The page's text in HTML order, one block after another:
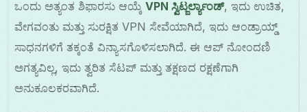
ಒಂದು ಅತ್ಯಂತ ಶಿಫಾರಸು ಆಯ್ಕೆVPN ಸ್ವಿಟ್ಜರ್ಲ್ಯಾಂಡ್, ಇದು ಉಚಿತ,
ವೇಗವಂತು ಮತ್ತು ಸುರಕ್ಷಿತ VPN ಸೇವೆಯಾಗಿದೆ, ಇದು ಆಂಡ್ರಾಯ್ಡ್
ಸಾಧನಗಳಿಗೆ ತಕ್ಕಂತೆ ವಿನ್ಯಾಸಗೊಳಿಸಲಾಗಿದೆ. ಈ ಆಪ್ ನೋಂದಣಿ
ಅಗತ್ಯವಿಲ್ಲ, ಇದು ತ್ವರಿತ ಸೆಟಪ್ ಮತ್ತು ತಕ್ಷಣದ ರಕ್ಷಣೆಗಾಗಿ
ಅನುಕೂಲಕರವಾಗಿದೆ.